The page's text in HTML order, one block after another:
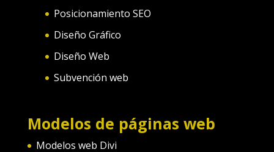
Posicionamiento SEO
Diseño Gráfico
Diseño Web
Subvención web
Modelos de páginas web
Modelos web Divi